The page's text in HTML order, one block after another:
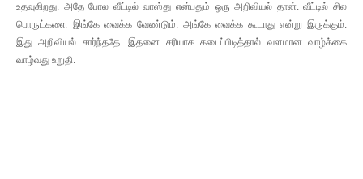
உதவுகிறது. அதே போல வீட்டில் வாஸ்து என்பதும் ஒரு அறிவியல் தான். வீட்டில் சில
பொருட்களை இங்கே வைக்க வேண்டும். அங்கே வைக்க கூடாது என்று இருக்கும்.
இது அறிவியல் சார்ந்ததே. இதனை சரியாக கடைப்பிடித்தால் வளமான வாழ்க்கை
வாழ்வது உறுதி.